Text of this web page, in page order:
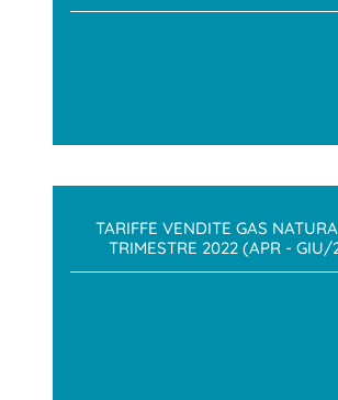
TARIFFE VENDITE GAS
TRIMESTRE 2022 (APR - GIU/